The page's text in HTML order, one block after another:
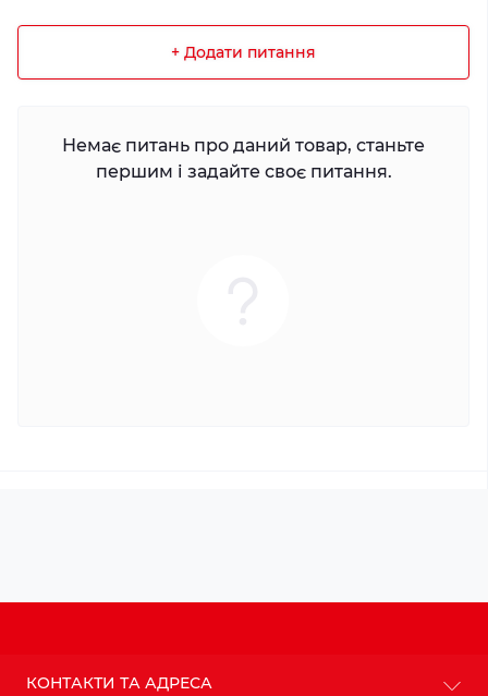
+ Додати питання
Немає питань про даний товар, станьте
першим і задайте своє питання.
КОНТАКТИ ТА АДРЕСА